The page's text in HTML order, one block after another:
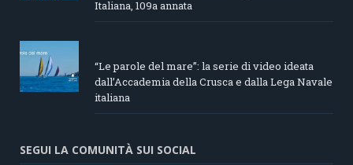
Italiana, 109a annata
“Le parole del mare”: la serie di video ideata
dall’Accademia della Crusca e dalla Lega Navale
italiana
SEGUI LA COMUNITÀ SUI SOCIAL